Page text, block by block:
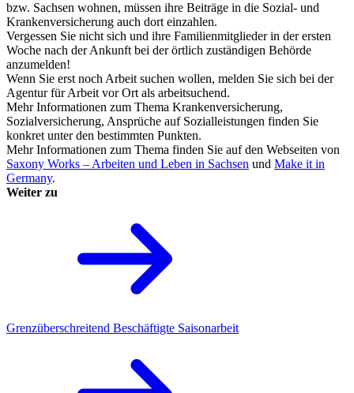
bzw. Sachsen wohnen, müssen ihre Beiträge in die Sozial- und
Krankenversicherung auch dort einzahlen.
Vergessen Sie nicht sich und ihre Familienmitglieder in der ersten
Woche nach der Ankunft bei der örtlich zuständigen Behörde
anzumelden!
Wenn Sie erst noch Arbeit suchen wollen, melden Sie sich bei der
Agentur für Arbeit vor Ort als arbeitsuchend.
Mehr Informationen zum Thema Krankenversicherung,
Sozialversicherung, Ansprüche auf Sozialleistungen finden Sie
konkret unter den bestimmten Punkten.
Mehr Informationen zum Thema finden Sie auf den Webseiten von
Saxony Works – Arbeiten und Leben in Sachsen und Make it in
Germany.
Weiter zu
Grenzüberschreitend Beschäftigte Saisonarbeit